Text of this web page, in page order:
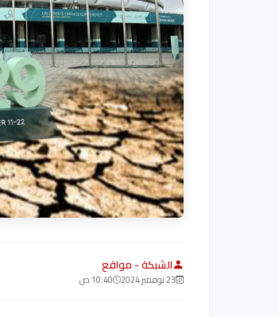
الشبكة - مواقع
23 نوفمبر 2024 10:40 ص